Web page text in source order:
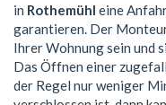
in Rothemühl eine
garantieren. Der
Ihrer Wohnung sein und
Das Öffnen einer
der Regel nur weniger